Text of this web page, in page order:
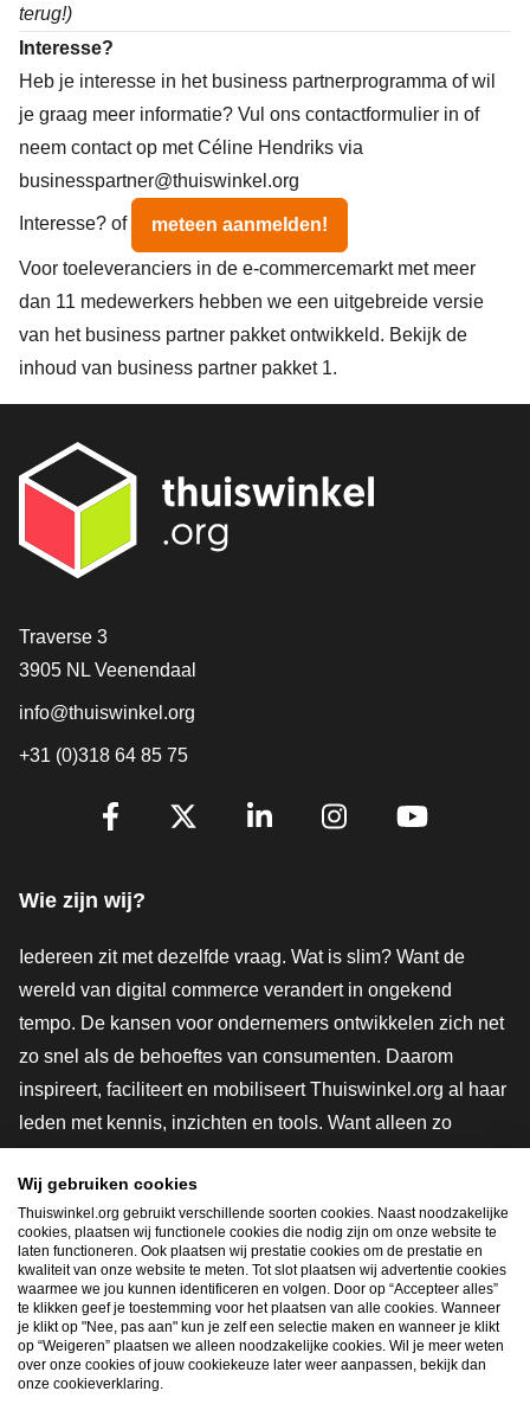
terug!)
Interesse?
Heb je interesse in het business partnerprogramma of wil
je graag meer informatie? Vul ons contactformulier in of
neem contact op met Céline Hendriks via
businesspartner@thuiswinkel.org
Interesse? of meteen aanmelden!
Voor toeleveranciers in de e-commercemarkt met meer
dan 11 medewerkers hebben we een uitgebreide versie
van het business partner pakket ontwikkeld. Bekijk de
inhoud van business partner pakket 1.
Contact
Traverse 3
3905 NL Veenendaal
info@thuiswinkel.org
+31 (0)318 64 85 75
Volg je ons al?
Wie zijn wij?
Iedereen zit met dezelfde vraag. Wat is slim? Want de
wereld van digital commerce verandert in ongekend
tempo. De kansen voor ondernemers ontwikkelen zich net
zo snel als de behoeftes van consumenten. Daarom
inspireert, faciliteert en mobiliseert Thuiswinkel.org al haar
leden met kennis, inzichten en tools. Want alleen zo
innovatievere toekomst. Dus groei ook mee en maak
shoppen slimmer.
Lid worden
Snel navigeren
Wij gebruiken cookies
Thuiswinkel.org gebruikt verschillende soorten cookies. Naast noodzakelijke
cookies, plaatsen wij functionele cookies die nodig zijn om onze website te
laten functioneren. Ook plaatsen wij prestatie cookies om de prestatie en
kwaliteit van onze website te meten. Tot slot plaatsen wij advertentie cookies
waarmee we jou kunnen identificeren en volgen. Door op “Accepteer alles”
te klikken geef je toestemming voor het plaatsen van alle cookies. Wanneer
je klikt op "Nee, pas aan" kun je zelf een selectie maken en wanneer je klikt
op “Weigeren” plaatsen we alleen noodzakelijke cookies. Wil je meer weten
over onze cookies of jouw cookiekeuze later weer aanpassen, bekijk dan
onze cookieverklaring.